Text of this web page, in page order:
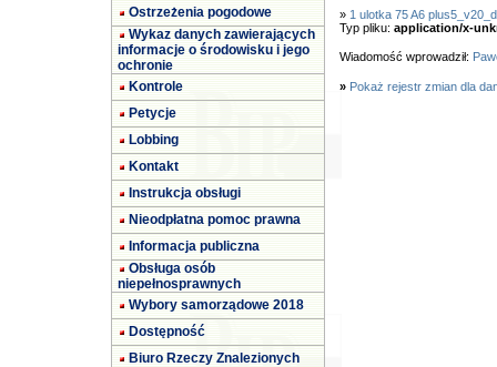
Ostrzeżenia pogodowe
Wykaz danych zawierających
informacje o środowisku i jego
ochronie
Kontrole
Petycje
Lobbing
Kontakt
Instrukcja obsługi
Nieodpłatna pomoc prawna
Informacja publiczna
Obsługa osób
niepełnosprawnych
Wybory samorządowe 2018
Dostępność
Biuro Rzeczy Znalezionych
» 1 ulotka 75 A6
Typ pliku: application/x-
Wiadomość wprowadził:
» Pokaż rejestr zmian dla